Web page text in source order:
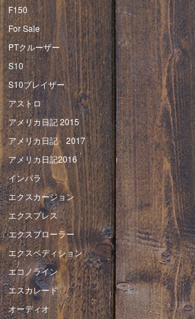
F150
For Sale
PTクルーザー
S10
S10ブレイザー
アストロ
アメリカ日記 2015
アメリカ日記 2017
アメリカ日記2016
インパラ
エクスカージョン
エクスプレス
エクスプローラー
エクスペディション
エコノライン
エスカレード
オーディオ